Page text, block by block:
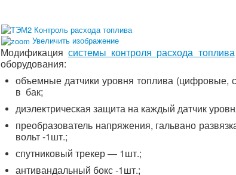
Увеличить изображение
Модификациясистемы контроля расхода топлива
оборудования:
объемные датчики уровня топлива (цифровые,
в бак;
диэлектрическая защита на каждый датчик
преобразователь напряжения, гальвано
вольт -1шт.;
спутниковый трекер — 1шт.;
антивандальный бокс -1шт.;